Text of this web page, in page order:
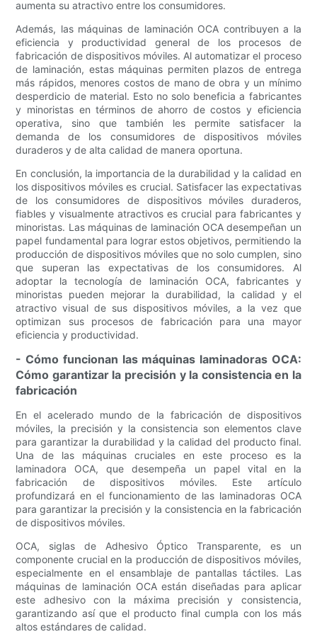
aumenta su atractivo entre los consumidores.
Además, las máquinas de laminación OCA contribuyen a la
eficiencia y productividad general de los procesos de
fabricación de dispositivos móviles. Al automatizar el proceso
de laminación, estas máquinas permiten plazos de entrega
más rápidos, menores costos de mano de obra y un mínimo
desperdicio de material. Esto no solo beneficia a fabricantes
y minoristas en términos de ahorro de costos y eficiencia
operativa, sino que también les permite satisfacer la
demanda de los consumidores de dispositivos móviles
duraderos y de alta calidad de manera oportuna.
En conclusión, la importancia de la durabilidad y la calidad en
los dispositivos móviles es crucial. Satisfacer las expectativas
de los consumidores de dispositivos móviles duraderos,
fiables y visualmente atractivos es crucial para fabricantes y
minoristas. Las máquinas de laminación OCA desempeñan un
papel fundamental para lograr estos objetivos, permitiendo la
producción de dispositivos móviles que no solo cumplen, sino
que superan las expectativas de los consumidores. Al
adoptar la tecnología de laminación OCA, fabricantes y
minoristas pueden mejorar la durabilidad, la calidad y el
atractivo visual de sus dispositivos móviles, a la vez que
optimizan sus procesos de fabricación para una mayor
eficiencia y productividad.
- Cómo funcionan las máquinas laminadoras OCA:
Cómo garantizar la precisión y la consistencia en la
fabricación
En el acelerado mundo de la fabricación de dispositivos
móviles, la precisión y la consistencia son elementos clave
para garantizar la durabilidad y la calidad del producto final.
Una de las máquinas cruciales en este proceso es la
laminadora OCA, que desempeña un papel vital en la
fabricación de dispositivos móviles. Este artículo
profundizará en el funcionamiento de las laminadoras OCA
para garantizar la precisión y la consistencia en la fabricación
de dispositivos móviles.
OCA, siglas de Adhesivo Óptico Transparente, es un
componente crucial en la producción de dispositivos móviles,
especialmente en el ensamblaje de pantallas táctiles. Las
máquinas de laminación OCA están diseñadas para aplicar
este adhesivo con la máxima precisión y consistencia,
garantizando así que el producto final cumpla con los más
altos estándares de calidad.